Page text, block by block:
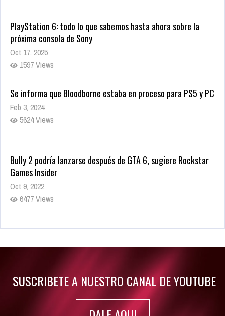
PlayStation 6: todo lo que sabemos hasta ahora sobre la
próxima consola de Sony
Oct 17, 2025
1597 Views
Se informa que Bloodborne estaba en proceso para PS5 y PC
Feb 3, 2024
5624 Views
Bully 2 podría lanzarse después de GTA 6, sugiere Rockstar
Games Insider
Oct 9, 2022
6477 Views
Rumor: Se filtran los primeros detalles de Resident Evil 9
SUSCRIBETE A NUESTRO CANAL DE YOUTUBE